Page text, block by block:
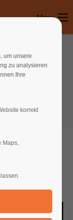
Menu
um unsere
zu analysieren
Ihre
korrekt
Maps,